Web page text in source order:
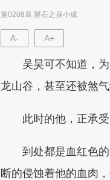
第0208章 磐石之身小成
A- A+
吴昊可不知道，
龙山谷，甚至还被煞气
此时的他，正承
到处都是血红色
断的侵蚀着他的血肉